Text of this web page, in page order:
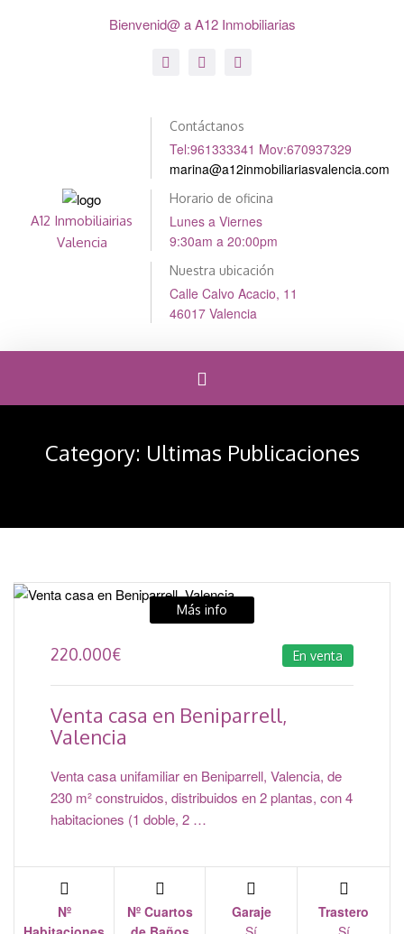
Bienvenid@ a A12 Inmobiliarias
A12 Inmobiliairias
Valencia
Contáctanos
Tel:961333341 Mov:670937329
marina@a12inmobiliariasvalencia.com
Horario de oficina
Lunes a Viernes
9:30am a 20:00pm
Nuestra ubicación
Calle Calvo Acacio, 11
46017 Valencia
Cambiar
Category: Ultimas Publicaciones
Más info
220.000€ En venta
Venta casa en Beniparrell,
Valencia
Venta casa unifamiliar en Beniparrell, Valencia, de
230 m² construidos, distribuidos en 2 plantas, con 4
habitaciones (1 doble, 2 …
Nº
Nº Cuartos
Garaje
Trastero